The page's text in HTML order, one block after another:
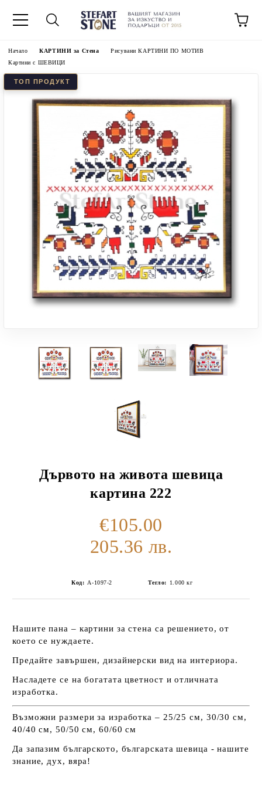
Начало КАРТИНИ за Стена
Рисувани КАРТИНИ ПО МОТИВ
Картини с ШЕВИЦИ
Дървото на живота шевица
картина 222
€105.00
205.36 лв.
Код: А-1097-2 Тегло: 1.000 кг
Нашите пана – картини за стена са решението, от
което се нуждаете.
Предайте завършен, дизайнерски вид на интериора.
Насладете се на богатата цветност и отличната
изработка.
Възможни размери за изработка – 25/25 см, 30/30 см,
40/40 см, 50/50 см, 60/60 см
Да запазим българското, българската шевица - нашите
знание, дух, вяра!